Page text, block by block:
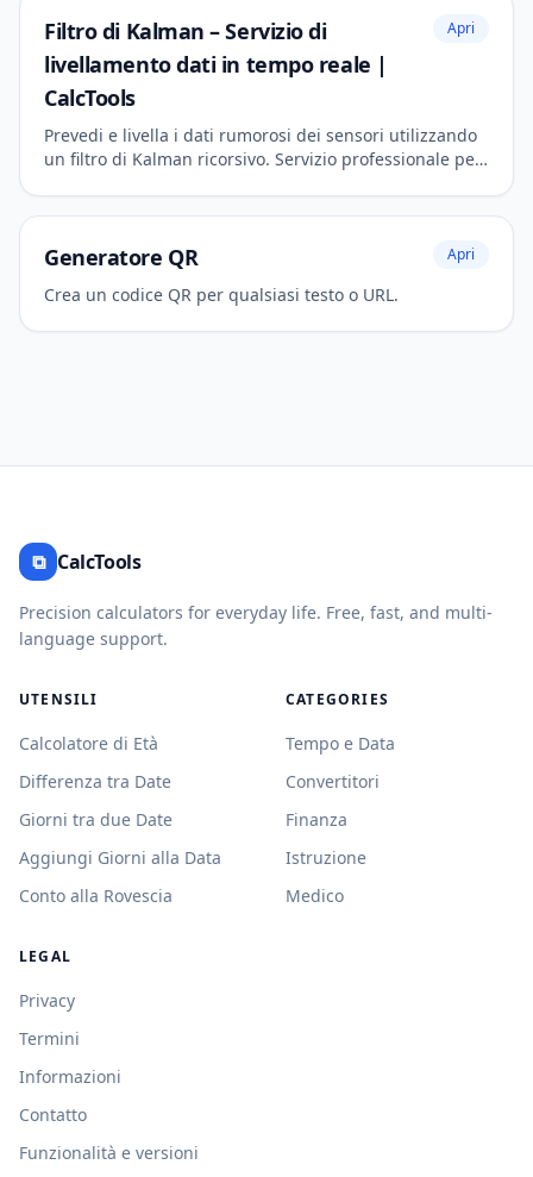
Filtro di Kalman – Servizio di
livellamento dati in tempo reale |
CalcTools
Apri
Prevedi e livella i dati rumorosi dei sensori utilizzando
un filtro di Kalman ricorsivo. Servizio professionale per
Generatore QR Apri
Crea un codice QR per qualsiasi testo o URL.
⧉ CalcTools
Precision calculators for everyday life. Free, fast, and multi-
language support.
UTENSILI
Calcolatore di Età
Differenza tra Date
Giorni tra due Date
Aggiungi Giorni alla Data
Conto alla Rovescia
CATEGORIES
Tempo e Data
Convertitori
Finanza
Istruzione
Medico
LEGAL
Privacy
Termini
Informazioni
Contatto
Funzionalità e versioni